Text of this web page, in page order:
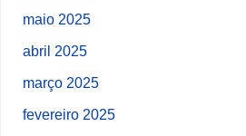
maio 2025
abril 2025
março 2025
fevereiro 2025